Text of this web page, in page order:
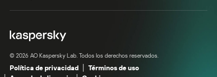
© 2026 AO Kaspersky Lab. Todos los derechos reservados.
Política de privacidad
Términos de uso